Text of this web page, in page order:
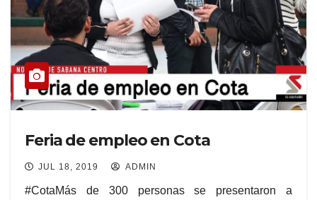
Feria de empleo en Cota
JUL 18, 2019 ADMIN
#CotaMás de 300 personas se presentaron a